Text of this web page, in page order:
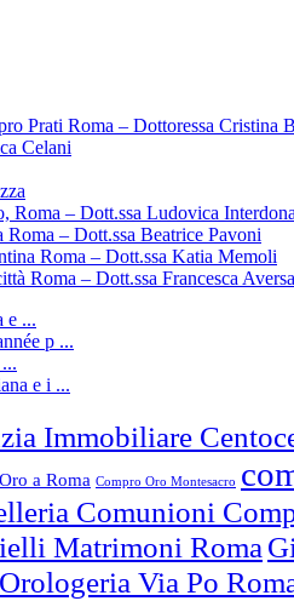
Prati Roma – Dottoressa Cristina
Celani
Roma – Dott.ssa Ludovica
– Dott.ssa Beatrice Pavoni
Roma – Dott.ssa Katia Memoli
Roma – Dott.ssa Francesca Aversa
e ...
p ...
e i ...
Immobiliare
a Roma Compro Oro Montesacro
Comunioni
Matrimoni Roma
Orologeria Via Po